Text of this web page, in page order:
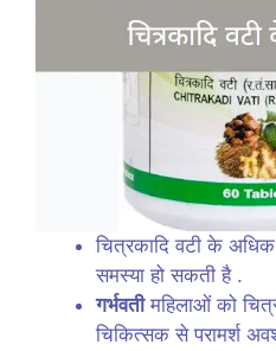
चित्रकादि वटी के
समस्या हो सकती है .
गर्भवतीमहिलाओं को
चिकित्सक से परामर्श